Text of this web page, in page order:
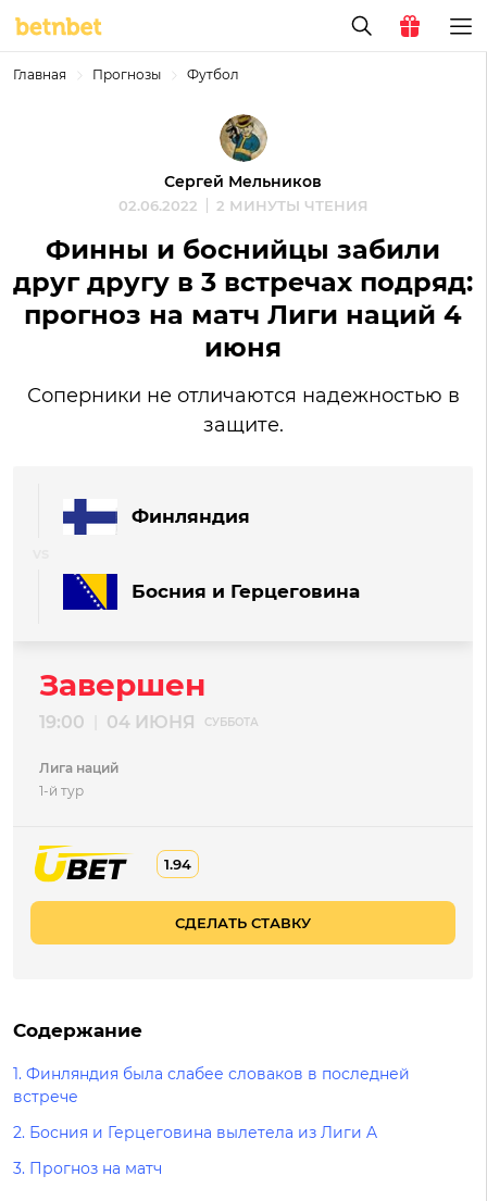
Главная Прогнозы Футбол
Сергей Мельников
02.06.2022 2 МИНУТЫ ЧТЕНИЯ
Финны и боснийцы забили
друг другу в 3 встречах подряд:
прогноз на матч Лиги наций 4
июня
Соперники не отличаются надежностью в
защите.
Финляндия
Босния и Герцеговина
Завершен
19:00 04 ИЮНЯ СУББОТА
Лига наций
1-й тур
1.94
СДЕЛАТЬ СТАВКУ
Содержание
1. Финляндия была слабее словаков в последней
встрече
2. Босния и Герцеговина вылетела из Лиги A
3. Прогноз на матч